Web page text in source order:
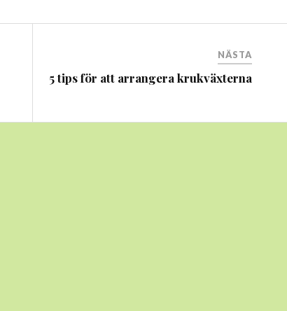
NÄSTA
5 tips för att arrangera krukväxterna